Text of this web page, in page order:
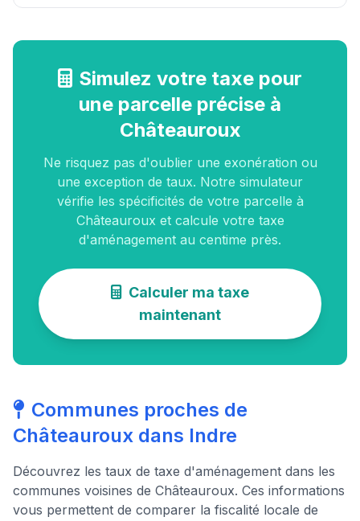
Simulez votre taxe pour
une parcelle précise à
Châteauroux
Ne risquez pas d'oublier une exonération ou
une exception de taux. Notre simulateur
vérifie les spécificités de votre parcelle à
Châteauroux et calcule votre taxe
d'aménagement au centime près.
Calculer ma taxe
maintenant
Communes proches de
Châteauroux dans Indre
Découvrez les taux de taxe d'aménagement dans les
communes voisines de Châteauroux. Ces informations
vous permettent de comparer la fiscalité locale de